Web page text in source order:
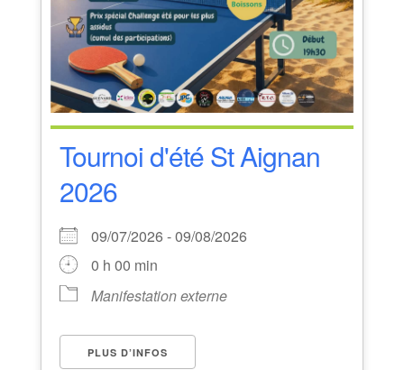
Tournoi d'été St Aignan
2026
09/07/2026 - 09/08/2026
0 h 00 min
Manifestation externe
PLUS D’INFOS